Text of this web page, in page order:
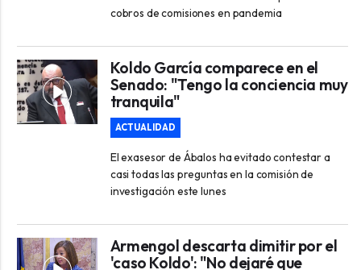
cobros de comisiones en pandemia
Koldo García comparece en el
Senado: "Tengo la conciencia muy
tranquila"
ACTUALIDAD
El exasesor de Ábalos ha evitado contestar a
casi todas las preguntas en la comisión de
investigación este lunes
Armengol descarta dimitir por el
'caso Koldo': "No dejaré que